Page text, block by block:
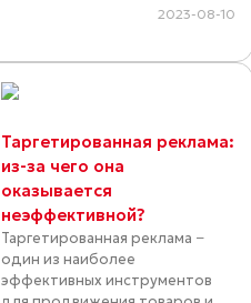
2023-08-10
Таргетированная реклама:
из-за чего она
оказывается
неэффективной?
Таргетированная реклама −
один из наиболее
эффективных инструментов